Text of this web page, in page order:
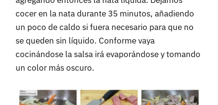
cocer en la nata durante 35 minutos, añadiendo
un poco de caldo si fuera necesario para que no
se queden sin líquido. Conforme vaya
cocinándose la salsa irá evaporándose y tomando
un color más oscuro.